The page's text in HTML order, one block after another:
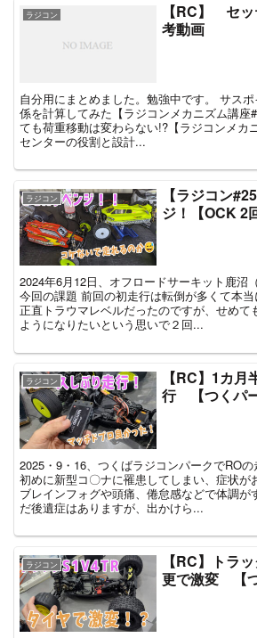
ラジコン
【RC】 セ
考動画
自分用にまとめました。勉強中です。 サス
係を計算してみた【ラジコンメカニズム講座
ても荷重移動は変わらない!?【ラジコンメカ
センターの役割と設計...
ラジコン
【ラジコン
ジ！【OCK 2
2024年6月12日、オフロードサーキット鹿沼
今回の課題 前回の初走行は転倒が多くて本当
正直トラウマレベルだったのですが、せめて
ようになりたいという思いで２回...
ラジコン
【RC】1カ
行 【つくパ
2025・9・16、つくばラジコンパークでRO
初めに新型コ〇ナに罹患してしまい、症状が
ブレインフォグや頭痛、倦怠感などで体調が
だ後遺症はありますが、出かけら...
ラジコン
【RC】トラ
更で激変 【